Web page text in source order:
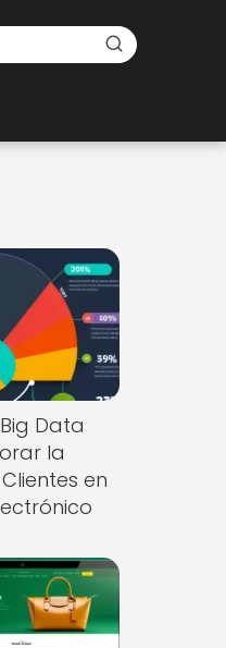
Data
la
en